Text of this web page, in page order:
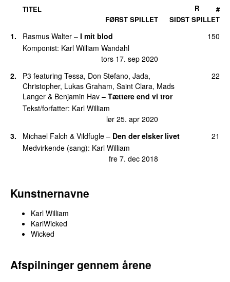
Comfortable
man 7. jun 2021
17
15.
Forstenet
søn 19. mar 2017
14
Danni Toma )
man 26. aug 2019
Ud af mørket
man 3. jun 2019
tors 19. maj 2022
Brænder ud
tors 7. mar 2024
21. Syredronning
Modvind
tors 12. sep 2024
TITEL
FØRST SPILLET
SIDST SPILLET
R #
1. Rasmus Walter – I mit blod
tors 17. sep 2020
150
Komponist: Karl William Wandahl
2. P3 featuring Tessa, Don Stefano, Jada,
Christopher, Lukas Graham, Saint Clara, Mads
Langer & Benjamin Hav – Tættere end vi tror
lør 25. apr 2020
22
Tekst/forfatter: Karl William
3. Michael Falch & Vildfugle – Den der elsker livet
fre 7. dec 2018
21
Medvirkende (sang): Karl William
Kunstnernavne
Karl William
KarlWicked
Wicked
Afspilninger gennem årene